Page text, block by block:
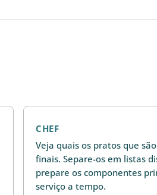
CHEF
Veja quais os pratos que
finais. Separe-os em listas
prepare os componentes
serviço a tempo.